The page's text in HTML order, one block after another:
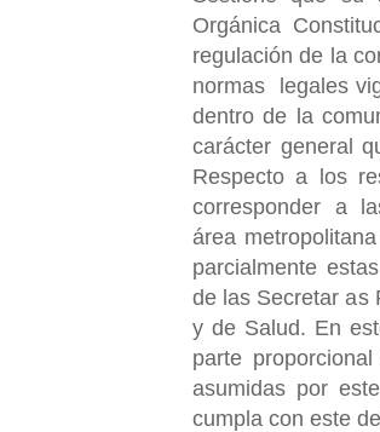
Orgánica
regulación de la
normas legales
dentro de la
carácter general
Respecto a los
corresponder a
área
parcialmente
de las Secretar as
y de Salud. En
parte
asumidas por
cumpla con este